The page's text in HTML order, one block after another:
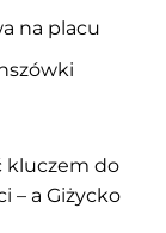
na placu
kluczem do
– a Giżycko